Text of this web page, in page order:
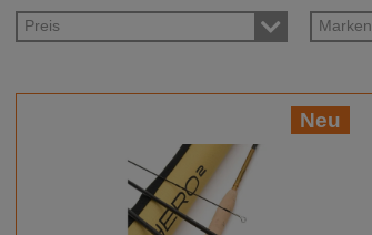
Preis Marken
Neu